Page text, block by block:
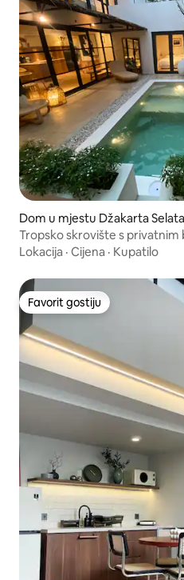
Dom u mjestu Džakarta
Tropsko skrovište s
iseljenike
Lokacija · Cijena · Kupatilo
Favorit gostiju
Favorit gostiju